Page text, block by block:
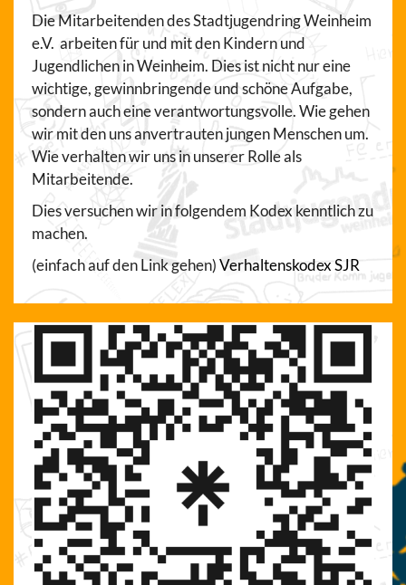
Die Mitarbeitenden des Stadtjugendring Weinheim
e.V. arbeiten für und mit den Kindern und
Jugendlichen in Weinheim. Dies ist nicht nur eine
wichtige, gewinnbringende und schöne Aufgabe,
sondern auch eine verantwortungsvolle. Wie gehen
wir mit den uns anvertrauten jungen Menschen um.
Wie verhalten wir uns in unserer Rolle als
Mitarbeitende.
Dies versuchen wir in folgendem Kodex kenntlich zu
machen.
(einfach auf den Link gehen)Verhaltenskodex SJR